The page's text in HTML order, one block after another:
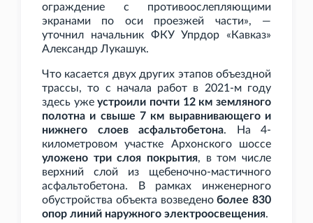
ограждение с противоослепляющими
экранами по оси проезжей части», —
уточнил начальник ФКУ Упрдор «Кавказ»
Александр Лукашук.
Что касается двух других этапов объездной
трассы, то с начала работ в 2021-м году
здесь ужеустроили почти 12 км земляного
полотна и свыше 7 км выравнивающего и
нижнего слоев асфальтобетона. На 4-
километровом участке Архонского шоссе
уложено три слоя покрытия, в том числе
верхний слой из щебеночно-мастичного
асфальтобетона. В рамках инженерного
обустройства объекта возведеноболее 830
опор линий наружного электроосвещения.